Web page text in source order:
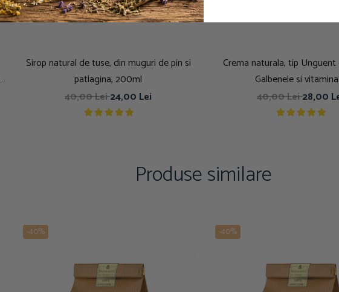
Sirop natural de tuse, din muguri de pin si
patlagina, 200ml
40,00 Lei24,00 Lei
Crema naturala, tip Unguent
Galbenele si
40,00 Lei28,00
Produse similare
-40% -40%